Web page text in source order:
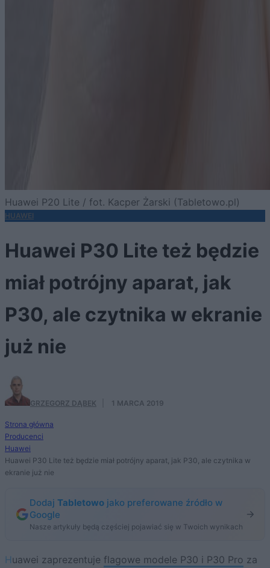
Huawei P20 Lite / fot. Kacper Żarski (Tabletowo.pl)
HUAWEI
Huawei P30 Lite też będzie
miał potrójny aparat, jak
P30, ale czytnika w ekranie
już nie
GRZEGORZ DĄBEK 1 MARCA 2019
Strona główna
Producenci
Huawei
Huawei P30 Lite też będzie miał potrójny aparat, jak P30, ale czytnika w
ekranie już nie
Dodaj Tabletowo jako preferowane źródło w
Google
Nasze artykuły będą częściej pojawiać się w Twoich wynikach
Huawei zaprezentuje flagowe modele P30 i P30 Pro za